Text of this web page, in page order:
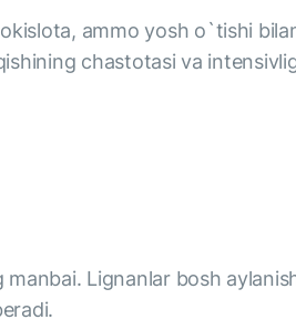
ammo yosh o`tishi
chastotasi va
Lignanlar bosh